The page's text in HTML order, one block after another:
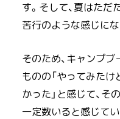
す。そして、夏はただ
苦行のような感じにな
そのため、キャンプ
ものの「やってみたけ
かった」と感じて、そ
一定数いると感じてい